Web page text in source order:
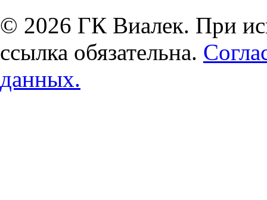
© 2026 ГК Виалек. При
ссылка обязательна.
данных.